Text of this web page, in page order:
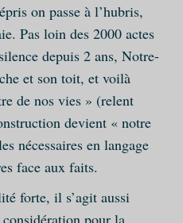
on passe à l’hubris,
Pas loin des 2000 actes
depuis 2 ans, Notre-
et son toit, et voilà
de nos vies » (relent
devient « notre
nécessaires en langage
face aux faits.
forte, il s’agit aussi
pour la